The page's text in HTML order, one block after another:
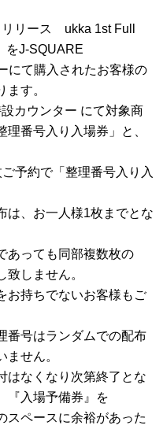
リース ukka 1st Full
をJ-SQUARE
にて購入されたお客様の
す。
カウンター にて対象商
番号入り入場券」と、
予約で「整理番号入り入
は、お一人様1枚までとな
あっても同部複数枚の
致しません。
お持ちでないお客様もご
番号はランダムでの配布
せん。
はなくなり次第終了とな
『入場予備券』を
スペースに余裕があった